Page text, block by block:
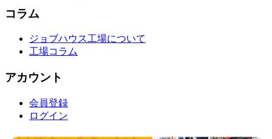
コラム
ジョブハウス工場について
工場コラム
アカウント
会員登録
ログイン